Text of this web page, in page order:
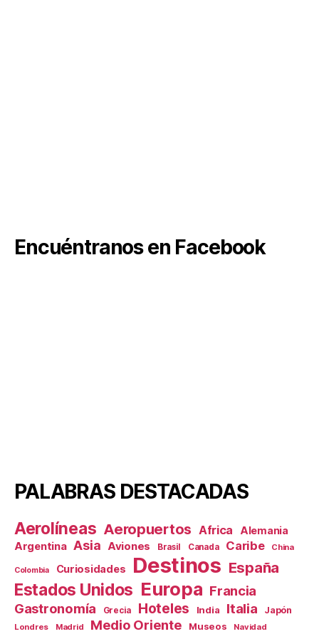
Encuéntranos en Facebook
PALABRAS DESTACADAS
Aerolíneas Aeropuertos Africa Alemania
Argentina Asia Aviones Brasil Canada Caribe China
Colombia Curiosidades Destinos España
Estados Unidos Europa Francia
Gastronomía
Grecia Hoteles India Italia Japón
Londres Madrid Medio Oriente Museos Navidad